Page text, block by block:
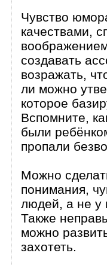
Чувство
качествами,
создавать
возражать,
ли можно
которое
Вспомните,
были
пропали
Можно
понимания,
людей, а не у
Также
можно
захотеть.